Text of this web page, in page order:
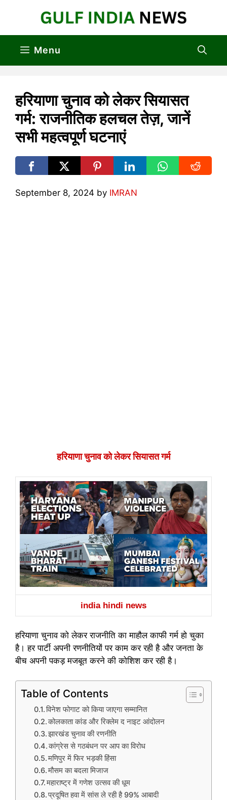
Menu
हरियाणा चुनाव को लेकर सियासत
गर्म: राजनीतिक हलचल तेज़, जानें
सभी महत्वपूर्ण घटनाएं
September 8, 2024 by IMRAN
हरियाणा चुनाव को लेकर सियासत गर्म
india hindi news
हरियाणा चुनाव को लेकर राजनीति का माहौल काफी गर्म हो चुका
है। हर पार्टी अपनी रणनीतियों पर काम कर रही है और जनता के
बीच अपनी पकड़ मजबूत करने की कोशिश कर रही है।
Table of Contents
विनेश फोगाट को किया जाएगा सम्मानित
कोलकाता कांड और रिक्लेम द नाइट आंदोलन
झारखंड चुनाव की रणनीति
कांग्रेस से गठबंधन पर आप का विरोध
मणिपुर में फिर भड़की हिंसा
मौसम का बदला मिजाज
महाराष्ट्र में गणेश उत्सव की धूम
प्रदूषित हवा में सांस ले रही है 99% आबादी